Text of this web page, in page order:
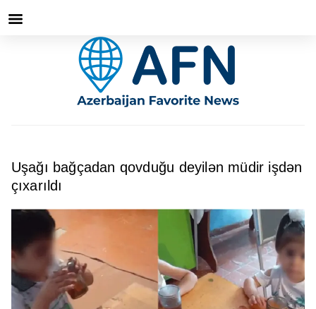
Uşağı bağçadan qovduğu deyilən müdir işdən
çıxarıldı